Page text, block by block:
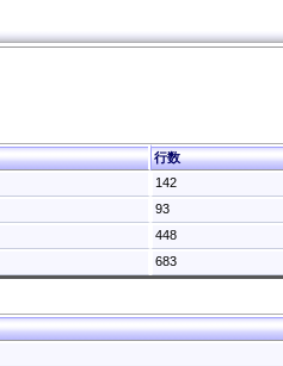
行数
142
93
448
683